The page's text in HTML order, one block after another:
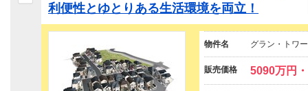
利便性とゆとりある生活環境を両立！
物件名 グラン・トワ
販売価格 5090万円